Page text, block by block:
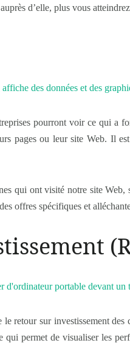
d’elle, plus vous
pourront voir ce qui a
pages ou leur site Web. Il
qui ont visité notre site
offres spécifiques et
retour sur investissement des
permet de visualiser les